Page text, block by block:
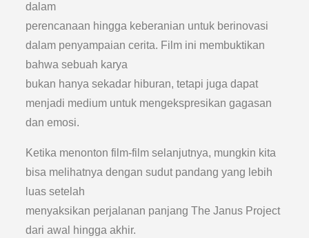
dalam
perencanaan hingga keberanian untuk berinovasi
dalam penyampaian cerita. Film ini membuktikan
bahwa sebuah karya
bukan hanya sekadar hiburan, tetapi juga dapat
menjadi medium untuk mengekspresikan gagasan
dan emosi.
Ketika menonton film-film selanjutnya, mungkin kita
bisa melihatnya dengan sudut pandang yang lebih
luas setelah
menyaksikan perjalanan panjang The Janus Project
dari awal hingga akhir.